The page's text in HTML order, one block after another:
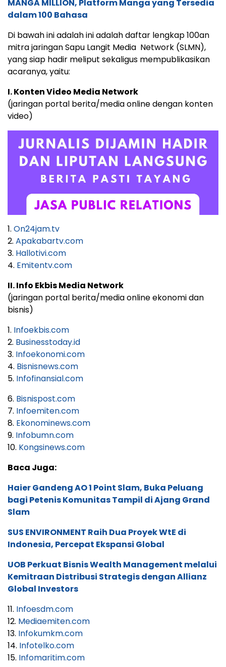
MANGA MILLION, Platform Manga yang Tersedia
dalam 100 Bahasa
Di bawah ini adalah ini adalah daftar lengkap 100an
mitra jaringan Sapu Langit Media Network (SLMN),
yang siap hadir meliput sekaligus mempublikasikan
acaranya, yaitu:
I. Konten Video Media Network
(jaringan portal berita/media online dengan konten
video)
1. On24jam.tv
2. Apakabartv.com
3. Hallotivi.com
4. Emitentv.com
II. Info Ekbis Media Network
(jaringan portal berita/media online ekonomi dan
bisnis)
1. Infoekbis.com
2. Businesstoday.id
3. Infoekonomi.com
4. Bisnisnews.com
5. Infofinansial.com
6. Bisnispost.com
7. Infoemiten.com
8. Ekonominews.com
9. Infobumn.com
10. Kongsinews.com
Baca Juga:
Haier Gandeng AO 1 Point Slam, Buka Peluang
bagi Petenis Komunitas Tampil di Ajang Grand
Slam
SUS ENVIRONMENT Raih Dua Proyek WtE di
Indonesia, Percepat Ekspansi Global
UOB Perkuat Bisnis Wealth Management melalui
Kemitraan Distribusi Strategis dengan Allianz
Global Investors
11. Infoesdm.com
12. Mediaemiten.com
13. Infokumkm.com
14. Infotelko.com
15. Infomaritim.com